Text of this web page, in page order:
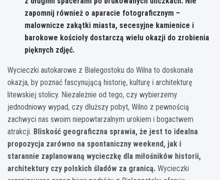
zapomnij również o aparacie fotograficznym –
malownicze zakątki miasta, secesyjne kamienice i
barokowe kościoły dostarczą wielu okazji do zrobienia
pięknych zdjęć.
Wycieczki autokarowe z Białegostoku do Wilna to doskonała
okazja, by poznać fascynującą historię, kulturę i architekturę
litewskiej stolicy. Niezależnie od tego, czy wybierzemy
jednodniowy wypad, czy dłuższy pobyt, Wilno z pewnością
zachwyci nas swoim niepowtarzalnym urokiem i bogactwem
atrakcji. Bliskość geograficzna sprawia, że jest to idealna
propozycja zarówno na spontaniczny weekend, jak i
starannie zaplanowaną wycieczkę dla miłośników historii,
architektury czy polskich śladów za granicą. Wycieczki